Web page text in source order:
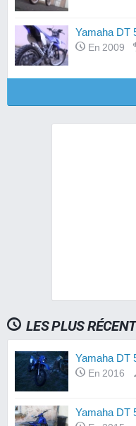
Yamaha DT
En 2009
LES PLUS
Yamaha DT
En 2016
Yamaha DT